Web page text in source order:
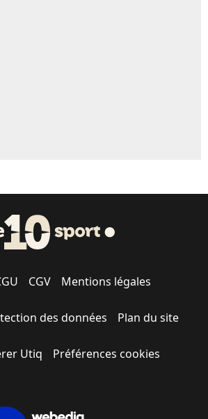
CGV Mentions légales
des données Plan du site
Utiq Préférences cookies